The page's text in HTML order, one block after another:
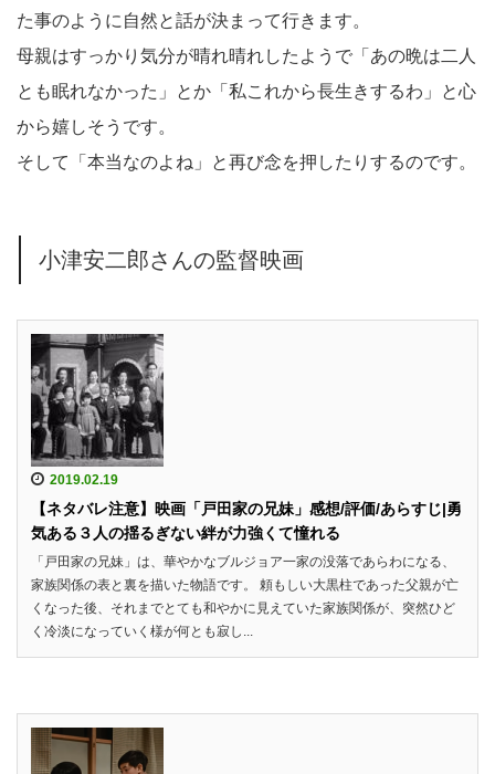
た事のように自然と話が決まって行きます。
母親はすっかり気分が晴れ晴れしたようで「あの晩は二人
とも眠れなかった」とか「私これから長生きするわ」と心
から嬉しそうです。
そして「本当なのよね」と再び念を押したりするのです。
小津安二郎さんの監督映画
2019.02.19
【ネタバレ注意】映画「戸田家の兄妹」感想/評価/あらすじ|勇
気ある３人の揺るぎない絆が力強くて憧れる
「戸田家の兄妹」は、華やかなブルジョア一家の没落であらわになる、
家族関係の表と裏を描いた物語です。 頼もしい大黒柱であった父親が亡
くなった後、それまでとても和やかに見えていた家族関係が、突然ひど
く冷淡になっていく様が何とも寂し...